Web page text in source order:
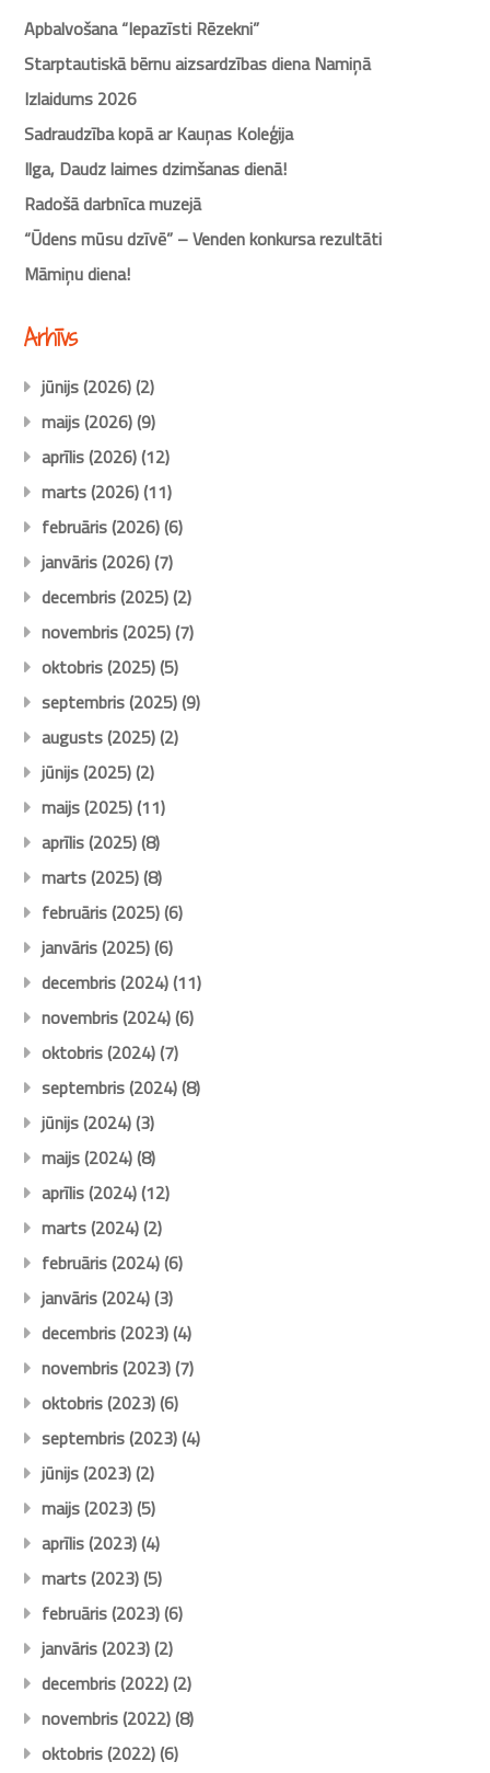
Apbalvošana “Iepazīsti Rēzekni”
Starptautiskā bērnu aizsardzības diena Namiņā
Izlaidums 2026
Sadraudzība kopā ar Kauņas Koleģija
Ilga, Daudz laimes dzimšanas dienā!
Radošā darbnīca muzejā
“Ūdens mūsu dzīvē” – Venden konkursa rezultāti
Māmiņu diena!
Arhīvs
jūnijs (2026)(2)
maijs (2026)(9)
aprīlis (2026)(12)
marts (2026)(11)
februāris (2026)(6)
janvāris (2026)(7)
decembris (2025)(2)
novembris (2025)(7)
oktobris (2025)(5)
septembris (2025)(9)
augusts (2025)(2)
jūnijs (2025)(2)
maijs (2025)(11)
aprīlis (2025)(8)
marts (2025)(8)
februāris (2025)(6)
janvāris (2025)(6)
decembris (2024)(11)
novembris (2024)(6)
oktobris (2024)(7)
septembris (2024)(8)
jūnijs (2024)(3)
maijs (2024)(8)
aprīlis (2024)(12)
marts (2024)(2)
februāris (2024)(6)
janvāris (2024)(3)
decembris (2023)(4)
novembris (2023)(7)
oktobris (2023)(6)
septembris (2023)(4)
jūnijs (2023)(2)
maijs (2023)(5)
aprīlis (2023)(4)
marts (2023)(5)
februāris (2023)(6)
janvāris (2023)(2)
decembris (2022)(2)
novembris (2022)(8)
oktobris (2022)(6)